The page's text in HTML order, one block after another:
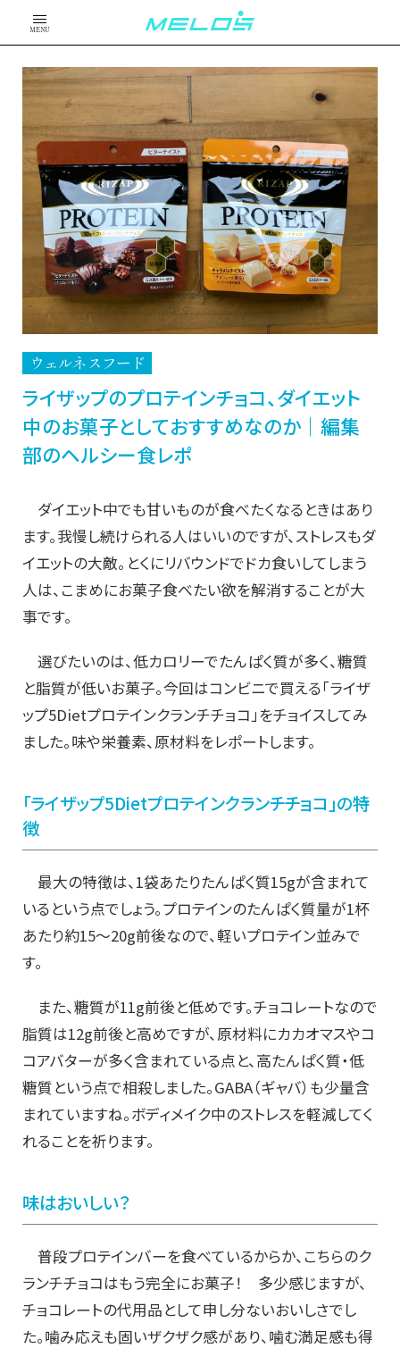
MENU
ウェルネスフード
ライザップのプロテインチョコ、ダイエット
中のお菓子としておすすめなのか｜編集
部のヘルシー食レポ
ダイエット中でも甘いものが食べたくなるときはあり
ます。我慢し続けられる人はいいのですが、ストレスもダ
イエットの大敵。とくにリバウンドでドカ食いしてしまう
人は、こまめにお菓子食べたい欲を解消することが大
事です。
選びたいのは、低カロリーでたんぱく質が多く、糖質
と脂質が低いお菓子。今回はコンビニで買える「ライザ
ップ5Dietプロテインクランチチョコ」をチョイスしてみ
ました。味や栄養素、原材料をレポートします。
「ライザップ5Dietプロテインクランチチョコ」の特
徴
最大の特徴は、1袋あたりたんぱく質15gが含まれて
いるという点でしょう。プロテインのたんぱく質量が1杯
あたり約15～20g前後なので、軽いプロテイン並みで
す。
また、糖質が11g前後と低めです。チョコレートなので
脂質は12g前後と高めですが、原材料にカカオマスやコ
コアバターが多く含まれている点と、高たんぱく質・低
糖質という点で相殺しました。GABA（ギャバ）も少量含
まれていますね。ボディメイク中のストレスを軽減してく
れることを祈ります。
味はおいしい？
普段プロテインバーを食べているからか、こちらのク
ランチチョコはもう完全にお菓子！ 多少感じますが、
チョコレートの代用品として申し分ないおいしさでし
た。噛み応えも固いザクザク感があり、噛む満足感も得